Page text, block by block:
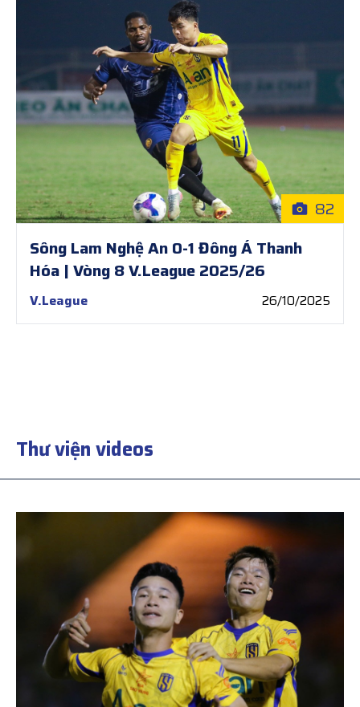
82
Sông Lam Nghệ An 0-1 Đông Á Thanh
Hóa | Vòng 8 V.League 2025/26
V.League 26/10/2025
Thư viện videos